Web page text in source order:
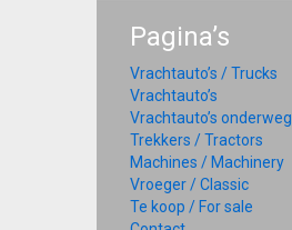
Pagina’s
Vrachtauto’s / Trucks
Vrachtauto’s
Vrachtauto’s onderweg
Trekkers / Tractors
Machines / Machinery
Vroeger / Classic
Te koop / For sale